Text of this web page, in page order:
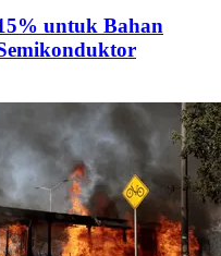
untuk Bahan